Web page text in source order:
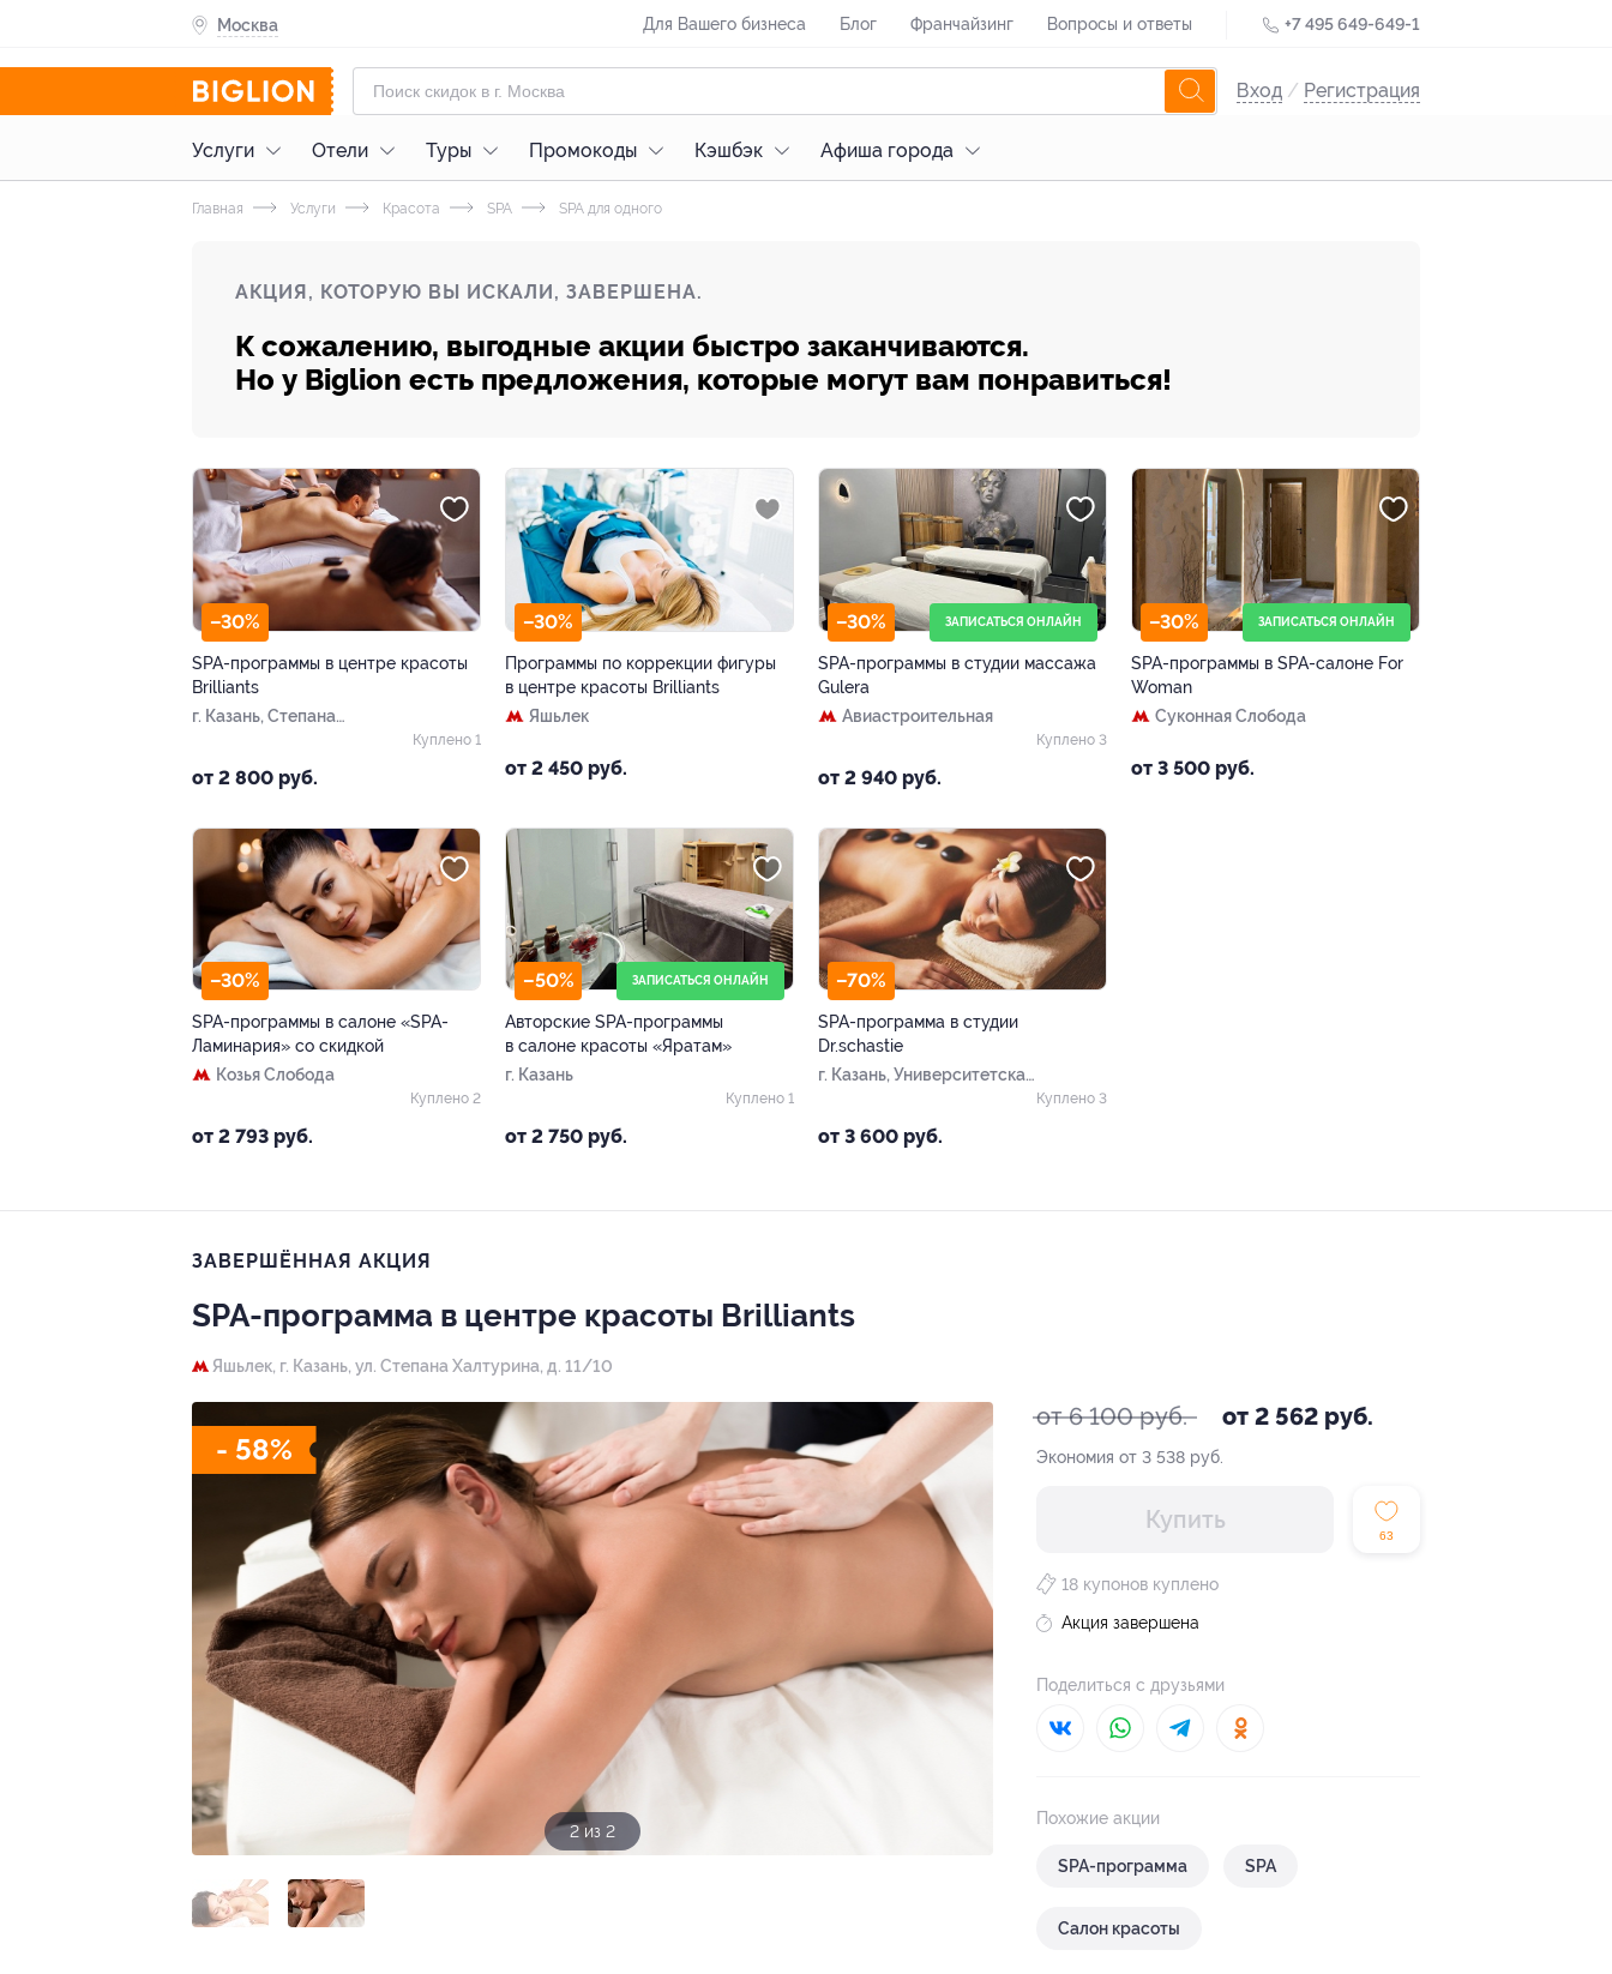
Москва Для Вашего бизнеса Блог Франчайзинг Вопросы и ответы +7 495 649-649-1
Вход / Регистрация
Услуги Отели Туры Промокоды Кэшбэк Афиша города
Главная Услуги Красота SPA SPA для одного
АКЦИЯ, КОТОРУЮ ВЫ ИСКАЛИ, ЗАВЕРШЕНА.
К сожалению, выгодные акции быстро заканчиваются.
Но у Biglion есть предложения, которые могут вам понравиться!
–30%
SPA-программы в центре красоты
Brilliants
г. Казань, Степана
от 2 800 руб.
Куплено 1
–30%
Программы по коррекции фигуры
в центре красоты Brilliants
Яшьлек
от 2 450 руб.
–30% ЗАПИСАТЬСЯ ОНЛАЙН
SPA-программы в студии массажа
Gulera
Авиастроительная
от 2 940 руб.
Куплено 3
–30% ЗАПИСАТЬСЯ ОНЛАЙН
SPA-программы в SPA-салоне For
Woman
Суконная Слобода
от 3 500 руб.
–30%
SPA-программы в салоне «SPA-
Ламинария» со скидкой
Козья Слобода
от 2 793 руб.
Куплено 2
–50% ЗАПИСАТЬСЯ ОНЛАЙН
Авторские SPA-программы
в салоне красоты «Яратам»
г. Казань
от 2 750 руб.
Куплено 1
–70%
SPA-программа в студии
Dr.schastie
г. Казань, Университетская
от 3 600 руб.
Куплено 3
ЗАВЕРШЁННАЯ АКЦИЯ
SPA-программа в центре красоты Brilliants
Яшьлек, г. Казань, ул. Степана Халтурина, д. 11/10
- 58%
1 из 2
от 6 100 руб. от 2 562 руб.
Экономия от 3 538 руб.
Купить
63
18 купонов куплено
Акция завершена
Поделиться с друзьями
Похожие акции
SPA-программа SPA
Салон красоты